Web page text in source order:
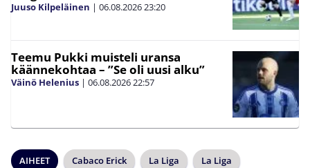
Juuso Kilpeläinen | 06.08.202623:20
Teemu Pukki muisteli uransa
käännekohtaa – ”Se oli uusi alku”
Väinö Helenius | 06.08.202622:57
AIHEET Cabaco Erick La Liga La Liga